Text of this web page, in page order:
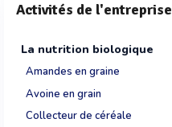
Activités de l'entreprise
La nutrition biologique
Amandes en graine
Avoine en grain
Collecteur de céréale